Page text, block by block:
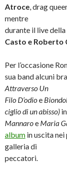
Atroce , drag
mentre
durante il live
Casto e Roberto
Per l’occasione
sua band alcuni
Attraverso Un
Filo D’odioe
ciglio di un abisso)
Mannaroe Maria
album in uscita
galleria di
peccatori.